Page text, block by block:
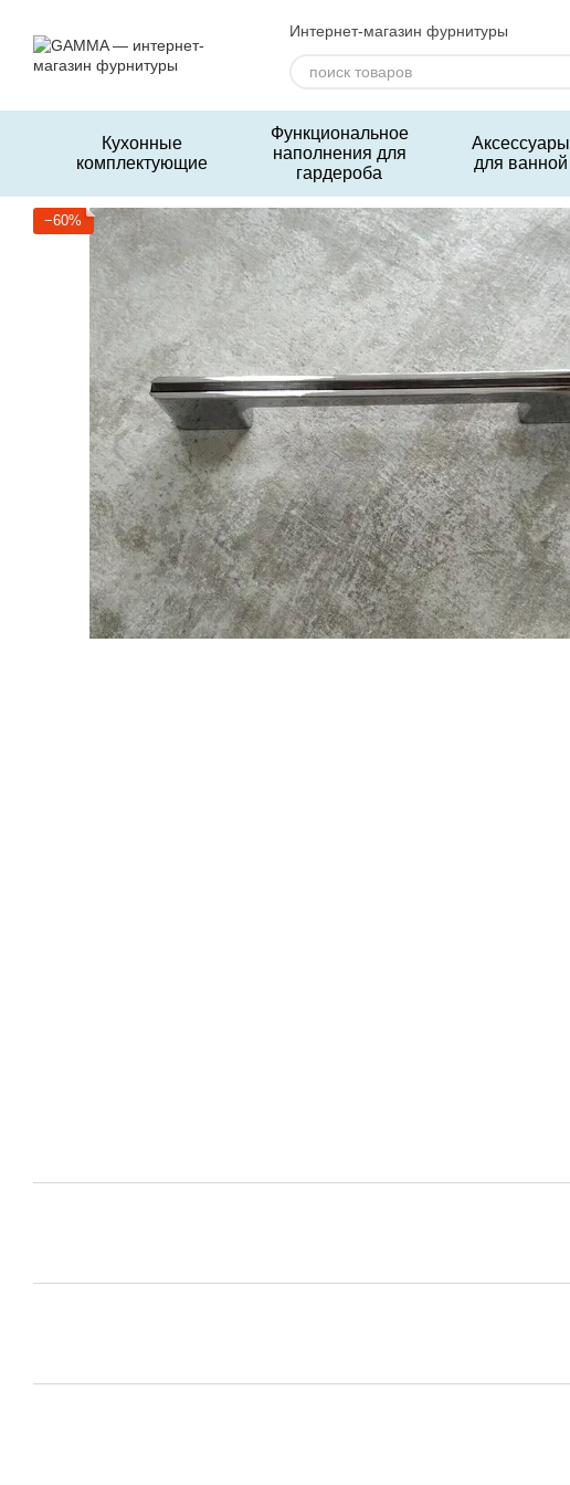
Интернет-магазин фурнитуры
Кухонные
комплектующие
Функциональное
наполнения для
гардероба
Аксессуары
для ванной
−60%